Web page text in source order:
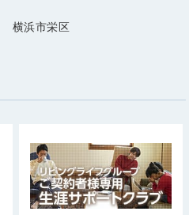
横浜市栄区